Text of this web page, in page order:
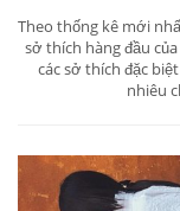
Theo thống kê mới
sở thích hàng đầu
các sở thích đặc
nhiêu